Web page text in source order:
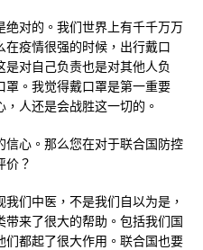
对的。我们世界上有千千万万
疫情很强的时候，出行戴口
对自己负责也是对其他人负
。我觉得戴口罩是第一重要
人还是会战胜这一切的。
心。那么您在对于联合国防控
价？
们中医，不是我们自以为是，
来了很大的帮助。包括我们国
都起了很大作用。联合国也要